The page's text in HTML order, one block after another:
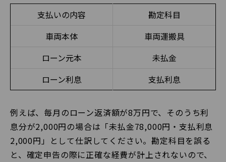
支払いの内容
勘定科目
車両本体
車両運搬具
ローン元本
未払金
ローン利息
支払利息
例えば、毎月のローン返済額が8万円で、そのうち利
息分が2,000円の場合は「未払金78,000円・支払利息
2,000円」として仕訳してください。勘定科目を誤る
と、確定申告の際に正確な経費が計上されないので、